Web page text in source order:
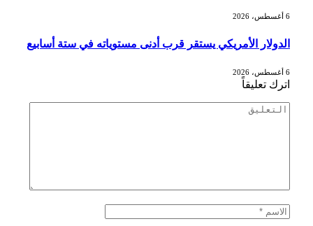
6 أغسطس، 2026
الدولار الأمريكي يستقر قرب أدنى مستوياته في ستة أسابيع
6 أغسطس، 2026
اترك تعليقاً